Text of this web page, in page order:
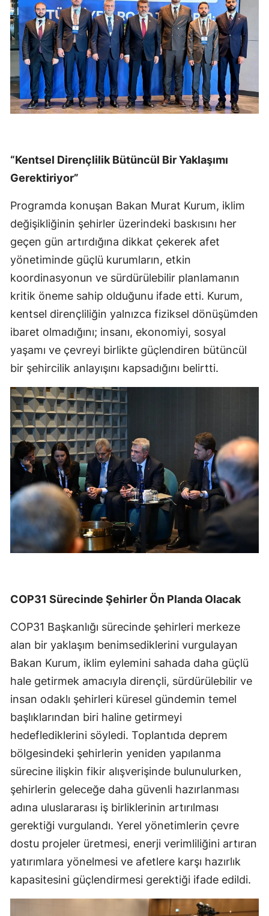
“Kentsel Dirençlilik Bütüncül Bir Yaklaşımı
Gerektiriyor”
Programda konuşan Bakan Murat Kurum, iklim
değişikliğinin şehirler üzerindeki baskısını her
geçen gün artırdığına dikkat çekerek afet
yönetiminde güçlü kurumların, etkin
koordinasyonun ve sürdürülebilir planlamanın
kritik öneme sahip olduğunu ifade etti. Kurum,
kentsel dirençliliğin yalnızca fiziksel dönüşümden
ibaret olmadığını; insanı, ekonomiyi, sosyal
yaşamı ve çevreyi birlikte güçlendiren bütüncül
bir şehircilik anlayışını kapsadığını belirtti.
COP31 Sürecinde Şehirler Ön Planda Olacak
COP31 Başkanlığı sürecinde şehirleri merkeze
alan bir yaklaşım benimsediklerini vurgulayan
Bakan Kurum, iklim eylemini sahada daha güçlü
hale getirmek amacıyla dirençli, sürdürülebilir ve
insan odaklı şehirleri küresel gündemin temel
başlıklarından biri haline getirmeyi
hedeflediklerini söyledi. Toplantıda deprem
bölgesindeki şehirlerin yeniden yapılanma
sürecine ilişkin fikir alışverişinde bulunulurken,
şehirlerin geleceğe daha güvenli hazırlanması
adına uluslararası iş birliklerinin artırılması
gerektiği vurgulandı. Yerel yönetimlerin çevre
dostu projeler üretmesi, enerji verimliliğini artıran
yatırımlara yönelmesi ve afetlere karşı hazırlık
kapasitesini güçlendirmesi gerektiği ifade edildi.